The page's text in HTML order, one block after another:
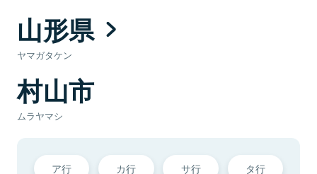
山形県
ヤマガタケン
村山市
ムラヤマシ
ア行 カ行 サ行 タ行